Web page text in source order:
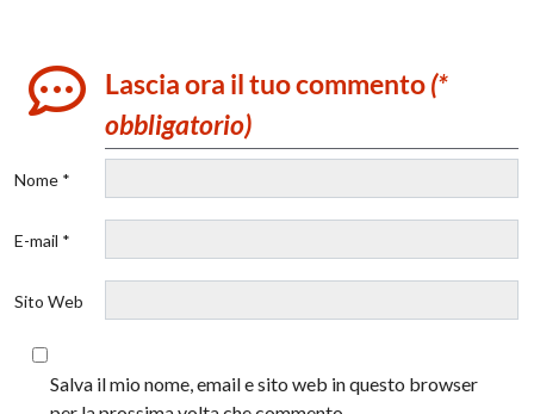
Lascia ora il tuo commento(*
obbligatorio)
Nome *
E-mail *
Sito Web
Salva il mio nome, email e sito web in questo browser